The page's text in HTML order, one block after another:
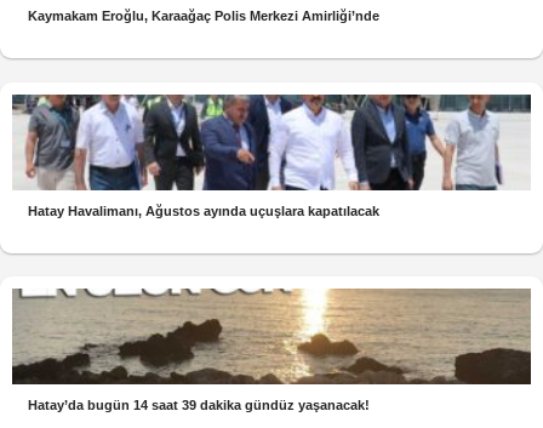
Kaymakam Eroğlu, Karaağaç Polis Merkezi Amirliği’nde
Hatay Havalimanı, Ağustos ayında uçuşlara kapatılacak
Hatay’da bugün 14 saat 39 dakika gündüz yaşanacak!